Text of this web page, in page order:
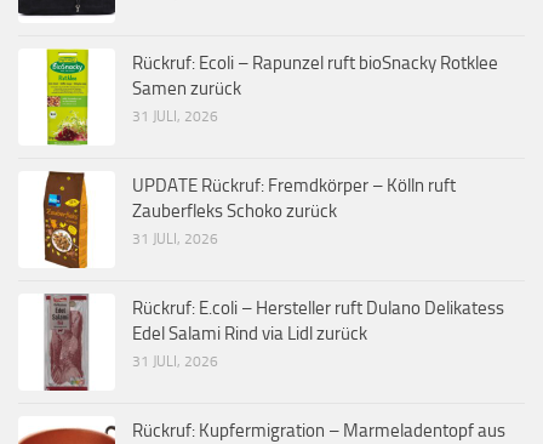
Rückruf: Ecoli – Rapunzel ruft bioSnacky Rotklee
Samen zurück
31 JULI, 2026
UPDATE Rückruf: Fremdkörper – Kölln ruft
Zauberfleks Schoko zurück
31 JULI, 2026
Rückruf: E.coli – Hersteller ruft Dulano Delikatess
Edel Salami Rind via Lidl zurück
31 JULI, 2026
Rückruf: Kupfermigration – Marmeladentopf aus